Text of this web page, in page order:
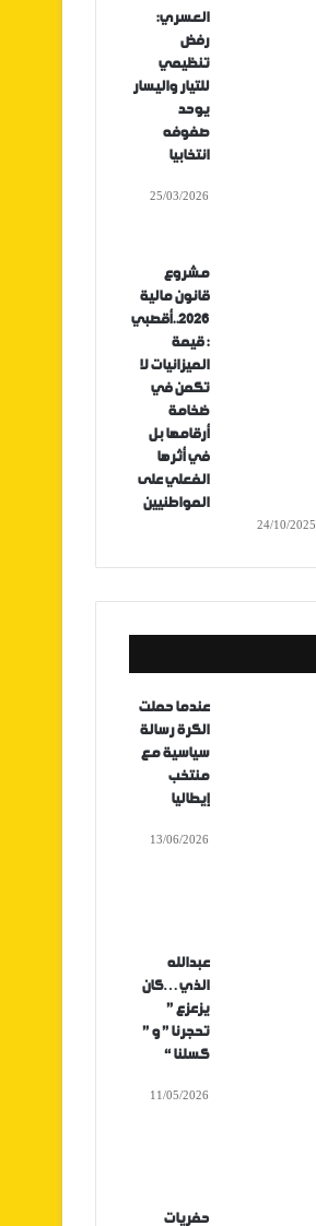
العسري:
رفض
تنظيمي
للتيار واليسار
يوحد
صفوفه
انتخابيا
25/03/2026
مشروع
قانون مالية
2026..أقصبي
: قيمة
الميزانيات لا
تكمن في
ضخامة
أرقامها بل
في أثرها
الفعلي على
المواطنيين
24/10/2025
عندما حملت
الكرة رسالة
سياسية مع
منتخب
إيطاليا
13/06/2026
عبدالله
الذي…كان
يزعزع ”
تحجرنا ” و ”
كسلنا “
11/05/2026
حفريات